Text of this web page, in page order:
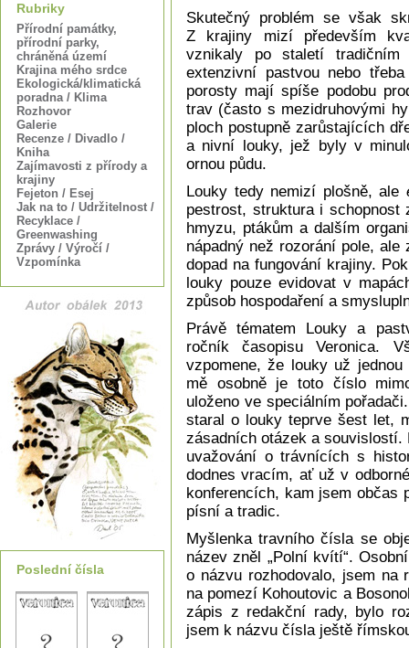
Rubriky
Přírodní památky,
přírodní parky,
chráněná území
Krajina mého srdce
Ekologická/klimatická
poradna / Klima
Rozhovor
Galerie
Recenze / Divadlo /
Kniha
Zajímavosti z přírody a
krajiny
Fejeton / Esej
Jak na to / Udržitelnost /
Recyklace /
Greenwashing
Zprávy / Výročí /
Vzpomínka
Poslední čísla
Skutečný problém se však
Z krajiny mizí především
vznikaly po staletí tradičním
extenzivní pastvou nebo
porosty mají spíše podobu
trav (často s mezidruhovými
ploch postupně zarůstajících
a nivní louky, jež byly v
ornou půdu.
Louky tedy nemizí plošně, ale
pestrost, struktura i schopnost
hmyzu, ptákům a dalším
nápadný než rozorání pole, ale
dopad na fungování krajiny.
louky pouze evidovat v
způsob hospodaření a
Právě tématem Louky a
ročník časopisu Veronica.
vzpomene, že louky už
mě osobně je toto číslo
uloženo ve speciálním
staral o louky teprve šest let,
zásadních otázek a souvislostí.
uvažování o trávnících s
dodnes vracím, ať už v
konferencích, kam jsem občas
písní a tradic.
Myšlenka travního čísla se
název zněl „Polní kvítí“.
o názvu rozhodovalo, jsem na
na pomezí Kohoutovic a
zápis z redakční rady, bylo
jsem k názvu čísla ještě